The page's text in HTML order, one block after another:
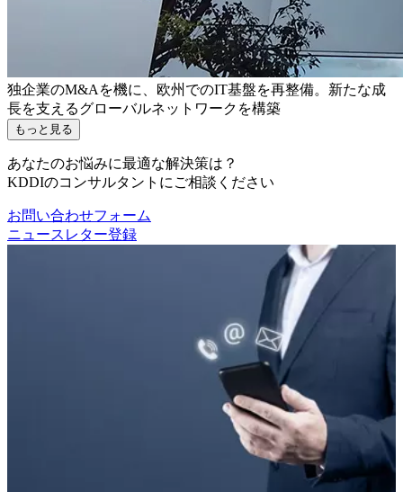
独企業のM&Aを機に、欧州でのIT基盤を再整備。新たな成
長を支えるグローバルネットワークを構築
もっと見る
あなたのお悩みに最適な解決策は？
KDDIのコンサルタントにご相談ください
お問い合わせフォーム
ニュースレター登録